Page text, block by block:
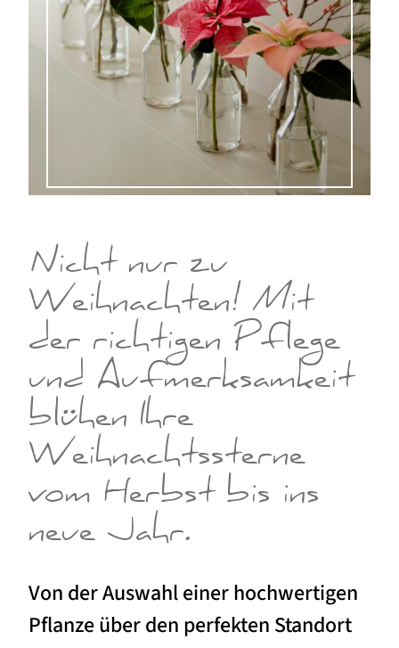
Nicht nur zu
Weihnachten! Mit
der richtigen Pflege
und Aufmerksamkeit
blühen Ihre
Weihnachtssterne
vom Herbst bis ins
neue Jahr.
Von der Auswahl einer hochwertigen
Pflanze über den perfekten Standort